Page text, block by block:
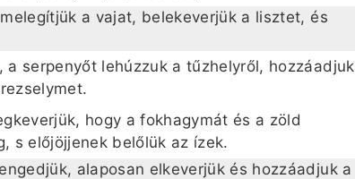
a vajat, belekeverjük a lisztet, és
serpenyőt lehúzzuk a tűzhelyről, hozzáadjuk
hogy a fokhagymát és a zöld
s előjöjjenek belőlük az ízek.
alaposan elkeverjük és hozzáadjuk a